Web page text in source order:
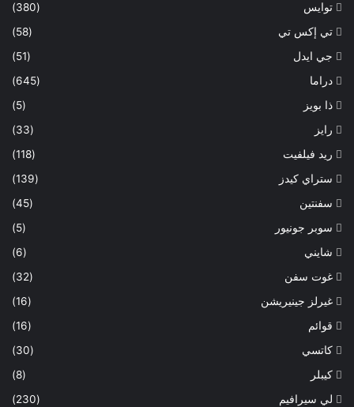
توايس
(380)
تي إكس تي
(58)
جي ايدل
(51)
دراما
(645)
ذا بويز
(5)
رايز
(33)
ريد فيلفيت
(118)
ستراي كيدز
(139)
سفنتين
(45)
سوبر جونيور
(5)
شايني
(6)
غوت سفن
(32)
غيرلز جينيريشن
(16)
قوائم
(16)
كاتسي
(30)
كيبلر
(8)
لي سيرافيم
(230)